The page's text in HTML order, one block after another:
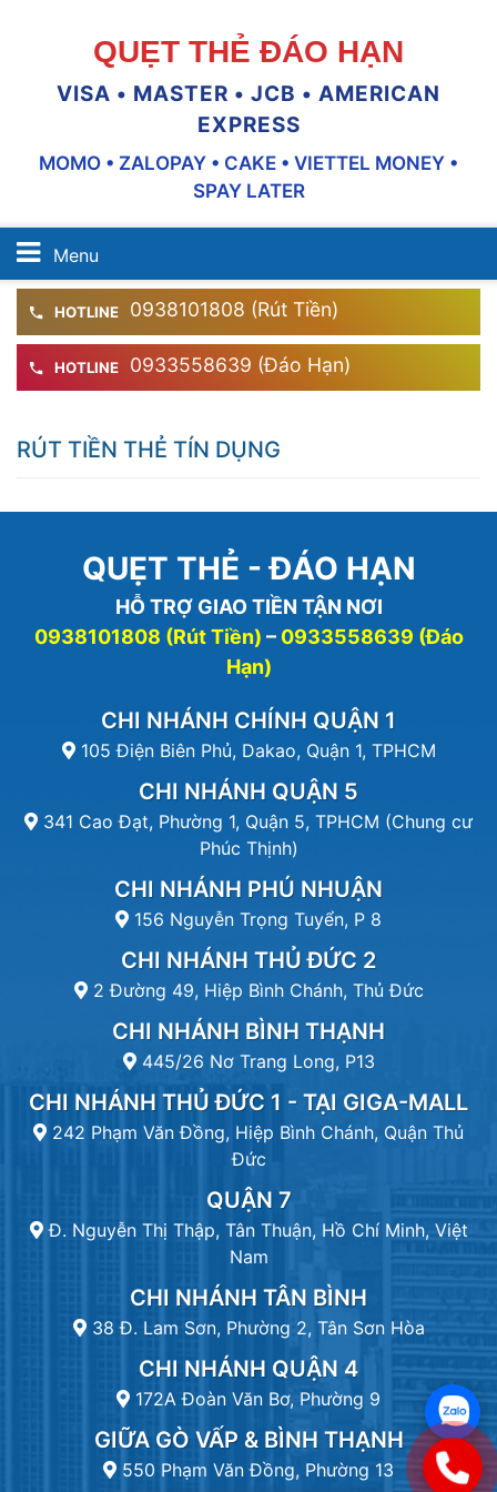
QUẸT THẺ ĐÁO HẠN
VISA • MASTER • JCB • AMERICAN
EXPRESS
MOMO • ZALOPAY • CAKE • VIETTEL MONEY •
SPAY LATER
Menu
HOTLINE 0938101808 (Rút Tiền)
HOTLINE 0933558639 (Đáo Hạn)
RÚT TIỀN THẺ TÍN DỤNG
QUẸT THẺ - ĐÁO HẠN
HỖ TRỢ GIAO TIỀN TẬN NƠI
0938101808 (Rút Tiền) – 0933558639 (Đáo
Hạn)
CHI NHÁNH CHÍNH QUẬN 1
105 Điện Biên Phủ, Dakao, Quận 1, TPHCM
CHI NHÁNH QUẬN 5
341 Cao Đạt, Phường 1, Quận 5, TPHCM (Chung cư
Phúc Thịnh)
CHI NHÁNH PHÚ NHUẬN
156 Nguyễn Trọng Tuyển, P 8
CHI NHÁNH THỦ ĐỨC 2
2 Đường 49, Hiệp Bình Chánh, Thủ Đức
CHI NHÁNH BÌNH THẠNH
445/26 Nơ Trang Long, P13
CHI NHÁNH THỦ ĐỨC 1 - TẠI GIGA-MALL
242 Phạm Văn Đồng, Hiệp Bình Chánh, Quận Thủ
Đức
QUẬN 7
Đ. Nguyễn Thị Thập, Tân Thuận, Hồ Chí Minh, Việt
Nam
CHI NHÁNH TÂN BÌNH
38 Đ. Lam Sơn, Phường 2, Tân Sơn Hòa
CHI NHÁNH QUẬN 4
172A Đoàn Văn Bơ, Phường 9
GIỮA GÒ VẤP & BÌNH THẠNH
550 Phạm Văn Đồng, Phường 13